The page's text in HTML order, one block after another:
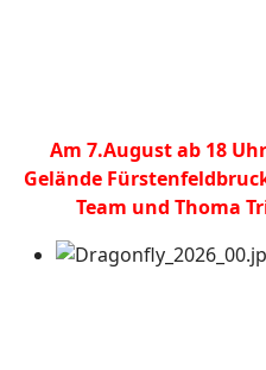
Am 7.August ab 18
Gelände
Team und Thoma